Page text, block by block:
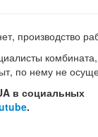
производство
по нему не
в социальных
.